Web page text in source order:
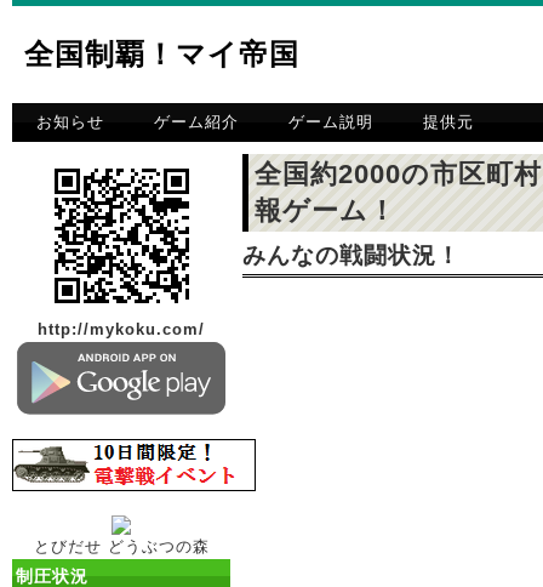
全国制覇！マイ帝国
お知らせ ゲーム紹介 ゲーム説明 提供元
http://mykoku.com/
とびだせ どうぶつの森
制圧状況
全国約2000の市区町
報ゲーム！
みんなの戦闘状況！